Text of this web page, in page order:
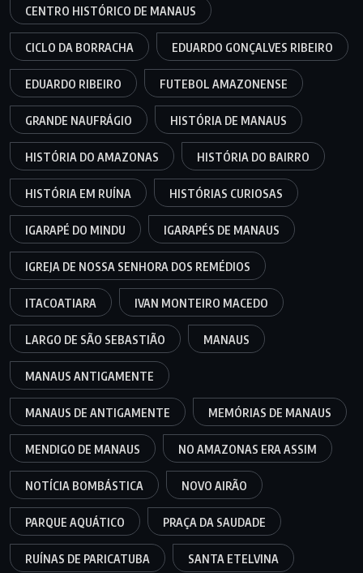
CENTRO HISTÓRICO DE MANAUS
CICLO DA BORRACHA EDUARDO GONÇALVES RIBEIRO
EDUARDO RIBEIRO FUTEBOL AMAZONENSE
GRANDE NAUFRÁGIO HISTÓRIA DE MANAUS
HISTÓRIA DO AMAZONAS HISTÓRIA DO BAIRRO
HISTÓRIA EM RUÍNA HISTÓRIAS CURIOSAS
IGARAPÉ DO MINDU IGARAPÉS DE MANAUS
IGREJA DE NOSSA SENHORA DOS REMÉDIOS
ITACOATIARA IVAN MONTEIRO MACEDO
LARGO DE SÃO SEBASTIÃO MANAUS
MANAUS ANTIGAMENTE
MANAUS DE ANTIGAMENTE MEMÓRIAS DE MANAUS
MENDIGO DE MANAUS NO AMAZONAS ERA ASSIM
NOTÍCIA BOMBÁSTICA NOVO AIRÃO
PARQUE AQUÁTICO PRAÇA DA SAUDADE
RUÍNAS DE PARICATUBA SANTA ETELVINA